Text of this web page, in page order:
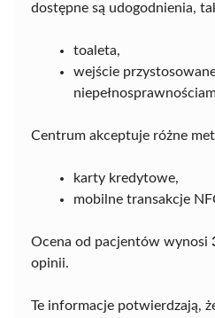
dostępne są udogodnienia,
toaleta,
wejście
Centrum akceptuje różne
karty kredytowe,
mobilne transakcje
Ocena od pacjentów wynosi
opinii.
Te informacje potwierdzają,